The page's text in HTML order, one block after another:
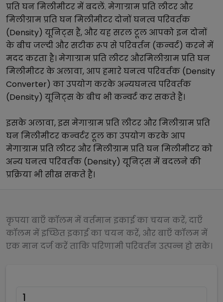
प्रति घन मिलीमीटरमें बदलें. मेगाग्राम प्रति लीटर और
मिलीग्राम प्रति घन मिलीमीटरदोनोंघनत्व परिवर्तक
(Density) यूनिट्स हैं, और यह सरल टूल आपको इन दोनों
के बीच जल्दी और सटीक रूप से परिवर्तन (कन्वर्ट) करने में
मदद करता है। मेगाग्राम प्रति लीटर औरमिलीग्राम प्रति घन
मिलीमीटरके अलावा, आप हमारेघनत्व परिवर्तक (Density
Converter) का उपयोग करके अन्यघनत्व परिवर्तक
(Density) यूनिट्स के बीच भी कन्वर्ट कर सकते हैं।
इसके अलावा, इसमेगाग्राम प्रति लीटर औरमिलीग्राम प्रति
घन मिलीमीटरकन्वर्टर टूल का उपयोग करके आप
मेगाग्राम प्रति लीटर औरमिलीग्राम प्रति घन मिलीमीटरको
अन्यघनत्व परिवर्तक (Density) यूनिट्स में बदलने की
प्रक्रिया भी सीख सकते हैं।
कृपया बाएँ कॉलम में वर्तमान इकाई का चयन करें, दाएँ
कॉलम में इच्छित इकाई का चयन करें, और बाएँ कॉलम में
एक मान दर्ज करें ताकि परिणामी परिवर्तन उत्पन्न हो सके।